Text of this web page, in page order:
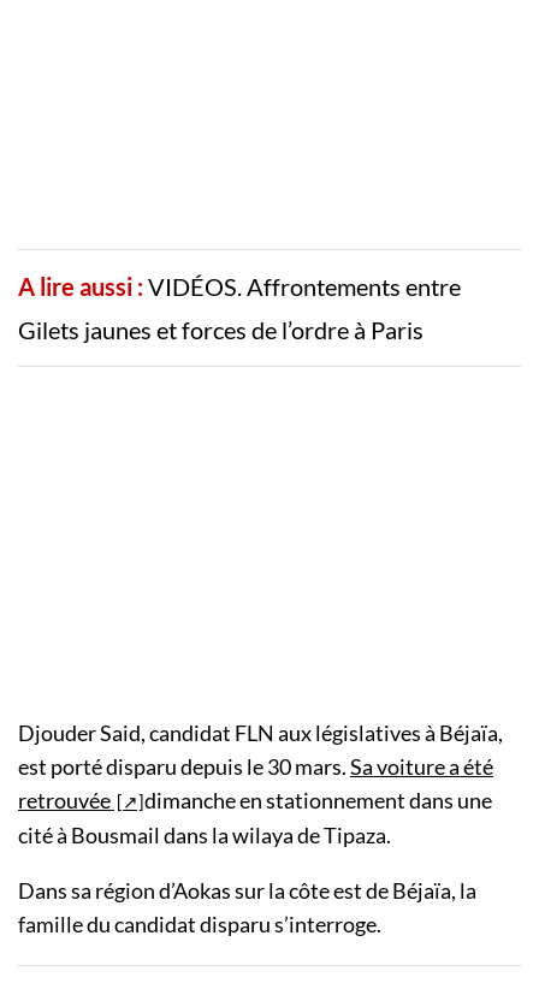
A lire aussi :VIDÉOS. Affrontements entre
Gilets jaunes et forces de l’ordre à Paris
Djouder Said, candidat FLN aux législatives à Béjaïa,
est porté disparu depuis le 30 mars.Sa voiture a été
retrouvée
dimanche en stationnement dans une
cité à Bousmail dans la wilaya de Tipaza.
Dans sa région d’Aokas sur la côte est de Béjaïa, la
famille du candidat disparu s’interroge.